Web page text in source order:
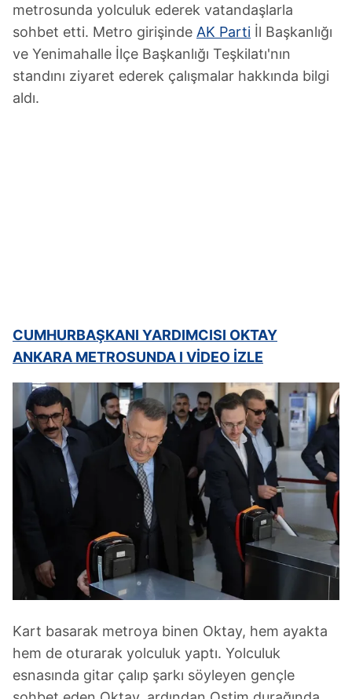
metrosunda yolculuk ederek vatandaşlarla
sohbet etti. Metro girişinde AK Parti İl Başkanlığı
ve Yenimahalle İlçe Başkanlığı Teşkilatı'nın
standını ziyaret ederek çalışmalar hakkında bilgi
aldı.
CUMHURBAŞKANI YARDIMCISI OKTAY
ANKARA METROSUNDA I VİDEO İZLE
Kart basarak metroya binen Oktay, hem ayakta
hem de oturarak yolculuk yaptı. Yolculuk
esnasında gitar çalıp şarkı söyleyen gençle